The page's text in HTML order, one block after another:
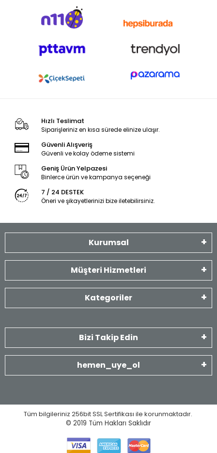
Hızlı Teslimat
Siparişleriniz en kısa sürede elinize ulaşır.
Güvenli Alışveriş
Güvenli ve kolay ödeme sistemi
Geniş Ürün Yelpazesi
Binlerce ürün ve kampanya seçeneği
7 / 24 DESTEK
Öneri ve şikayetlerinizi bize iletebilirsiniz.
Kurumsal
Müşteri Hizmetleri
Kategoriler
Bizi Takip Edin
hemen_uye_ol
Tüm bilgileriniz 256bit SSL Sertifikası ile korunmaktadır.
© 2019 Tüm Hakları Saklıdır